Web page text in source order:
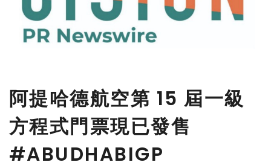
阿提哈德航空第 15 屆一級
方程式門票現已發售
#ABUDHABIGP